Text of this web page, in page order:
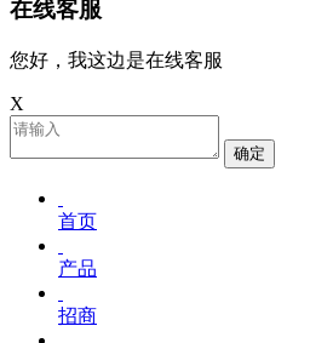
在线客服
您好，我这边是在线客服
X
确定
首页
产品
招商